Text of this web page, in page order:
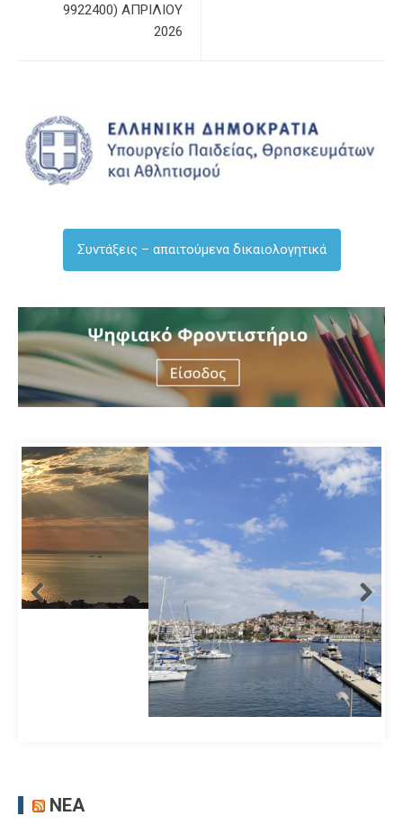
9922400) ΑΠΡΙΛΙΟΥ
2026
Συντάξεις – απαιτούμενα δικαιολογητικά
ΝΈΑ